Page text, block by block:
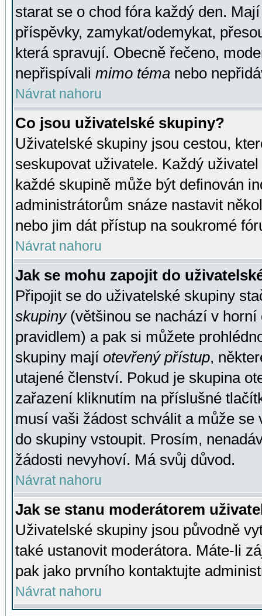
starat se o chod fóra každý den.
příspěvky, zamykat/odemykat,
která spravují. Obecně řečeno,
nepřispívali mimo téma nebo
Návrat nahoru
Co jsou uživatelské skupiny?
Uživatelské skupiny jsou cestou,
seskupovat uživatele. Každý
každé skupině může být definován
administrátorům snáze nastavit
nebo jim dát přístup na soukromé
Návrat nahoru
Jak se mohu zapojit do
Připojit se do uživatelské skupiny
skupiny(většinou se nachází v horní
pravidlem) a pak si můžete
skupiny mají otevřený přístup,
utajené členství. Pokud je skupina
zařazení kliknutím na příslušné
musí vaši žádost schválit a může se
do skupiny vstoupit. Prosím,
žádosti nevyhoví. Má svůj důvod.
Návrat nahoru
Jak se stanu moderátorem
Uživatelské skupiny jsou původně
také ustanovit moderátora. Máte-li
pak jako prvního kontaktujte
Návrat nahoru